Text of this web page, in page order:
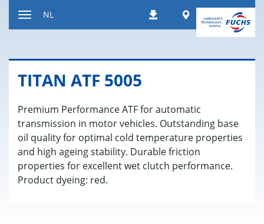
inhoud
DownloadsWorldwide
NL
TITAN ATF 5005
Premium Performance ATF for automatic
transmission in motor vehicles. Outstanding base
oil quality for optimal cold temperature properties
and high ageing stability. Durable friction
properties for excellent wet clutch performance.
Product dyeing: red.